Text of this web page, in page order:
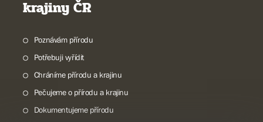
krajiny ČR
Poznávám přírodu
Potřebuji vyřídit
Chráníme přírodu a krajinu
Pečujeme o přírodu a krajinu
Dokumentujeme přírodu